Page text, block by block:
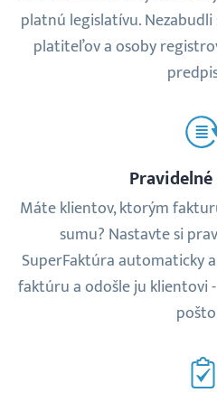
platnú legislatívu.
platiteľov a osoby
Máte klientov, ktorým
sumu? Nastavte si
SuperFaktúra automaticky
faktúru a odošle ju klientovi